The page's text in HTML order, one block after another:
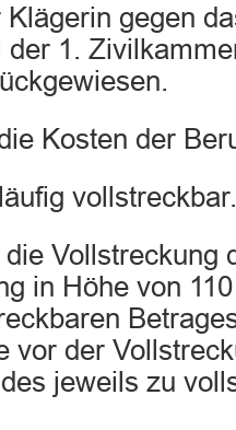
Klägerin gegen
1.
Kosten der
vollstreckbar.
Vollstreckung
in Höhe von
vor der
jeweils zu